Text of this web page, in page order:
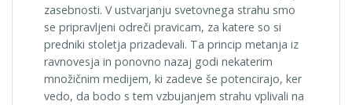
zasebnosti. V ustvarjanju svetovnega strahu smo
se pripravljeni odreči pravicam, za katere so si
predniki stoletja prizadevali. Ta princip metanja iz
ravnovesja in ponovno nazaj godi nekaterim
množičnim medijem, ki zadeve še potencirajo, ker
vedo, da bodo s tem vzbujanjem strahu vplivali na